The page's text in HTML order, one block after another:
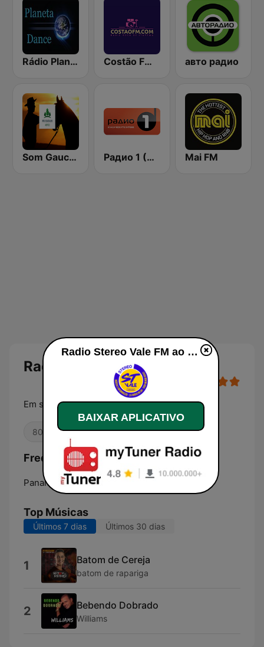
Rádio Planeta Dance Costão FM | Rádio Rock Itapema авто радио
Som Gaucho Радио 1 (Radio 1) Mai FM
Radio Stereo Vale FM
Em sintônia com você!
80s Oldies
Frequências Radio Stereo Vale FM:
Panambi: Online
Top Músicas
Últimos 7 dias Últimos 30 dias
1 Batom de Cereja
batom de rapariga
2 Bebendo Dobrado
Williams
Radio Stereo Vale FM ao vivo
BAIXAR APLICATIVO